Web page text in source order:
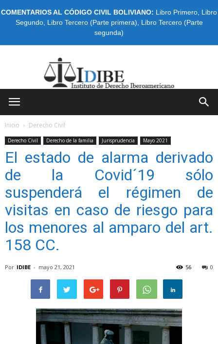
COMENTARIOS AL CÓDIGO CIVIL BOLIVIANO: Libro Primero Libro
Segundo, Libro Tercero (Parte primera)
Libro Tercero (Parte
segunda)
Inicio Derecho Civil
Derecho Civil Derecho de la familia Jurisprudencia Mayo 2021
El estado de alarma derivado
de la Covid´19 sólo
suspenderá el régimen de
visitas en caso de riesgo para
los menores al amparo del art.
158 CC.
Por IDIBE - mayo 21, 2021 0
56